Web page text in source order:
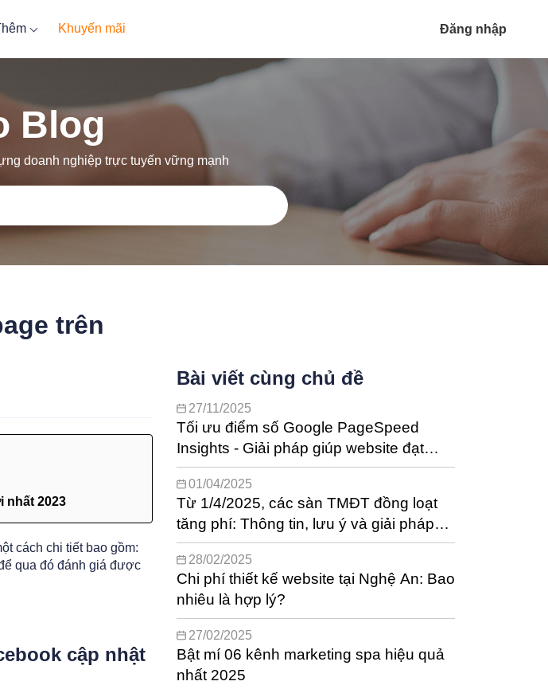
Khuyến mãi Đăng nhập
Blog
doanh nghiệp trực tuyến vững mạnh
trên
nhất 2023
cách chi tiết bao gồm:
qua đó đánh giá được
cập nhật
Bài viết cùng chủ đề
27/11/2025
Tối ưu điểm số Google PageSpeed
Insights - Giải pháp giúp website đạt
hiệu suất tốt nhất
01/04/2025
Từ 1/4/2025, các sàn TMĐT đồng loạt
tăng phí: Thông tin, lưu ý và giải pháp
cho nhà bán hàng
28/02/2025
Chi phí thiết kế website tại Nghệ An: Bao
nhiêu là hợp lý?
27/02/2025
Bật mí 06 kênh marketing spa hiệu quả
nhất 2025